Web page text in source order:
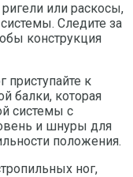
или раскосы,
Следите за
конструкция
приступайте к
балки, которая
системы с
и шнуры для
положения.
ног,